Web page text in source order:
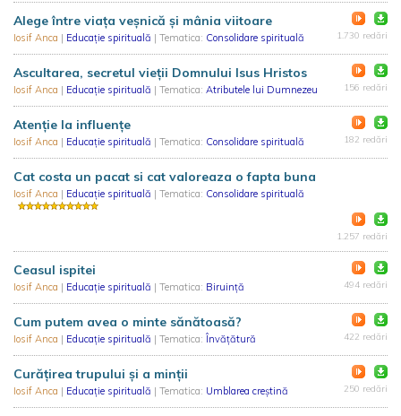
Alege între viața veșnică și mânia viitoare
Iosif Anca | Educație spirituală | Tematica: Consolidare spirituală 1.730 redări
Ascultarea, secretul vieții Domnului Isus Hristos
Iosif Anca | Educație spirituală | Tematica: Atributele lui Dumnezeu 156 redări
Atenție la influențe
Iosif Anca | Educație spirituală | Tematica: Consolidare spirituală 182 redări
Cat costa un pacat si cat valoreaza o fapta buna
Iosif Anca | Educație spirituală | Tematica: Consolidare spirituală
1.257 redări
Ceasul ispitei
Iosif Anca | Educație spirituală | Tematica: Biruință 494 redări
Cum putem avea o minte sănătoasă?
Iosif Anca | Educație spirituală | Tematica: Învățătură 422 redări
Curățirea trupului și a minții
Iosif Anca | Educație spirituală | Tematica: Umblarea creştină 250 redări